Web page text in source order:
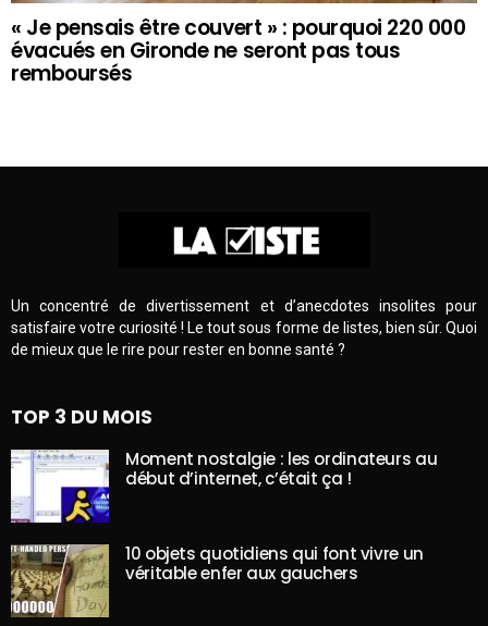
« Je pensais être couvert » : pourquoi 220 000
évacués en Gironde ne seront pas tous
remboursés
Un concentré de divertissement et d’anecdotes insolites pour
satisfaire votre curiosité ! Le tout sous forme de listes, bien sûr. Quoi
de mieux que le rire pour rester en bonne santé ?
TOP 3 DU MOIS
Moment nostalgie : les ordinateurs au
début d’internet, c’était ça !
10 objets quotidiens qui font vivre un
véritable enfer aux gauchers